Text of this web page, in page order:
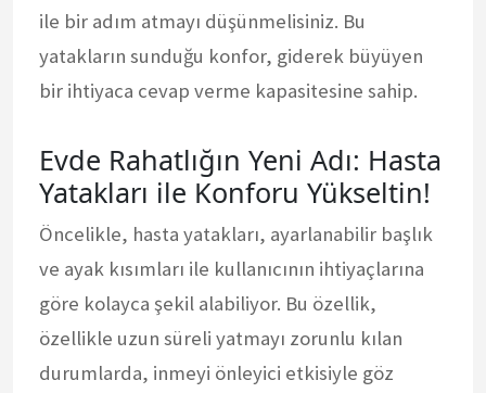
ile bir adım atmayı düşünmelisiniz. Bu
yatakların sunduğu konfor, giderek büyüyen
bir ihtiyaca cevap verme kapasitesine sahip.
Evde Rahatlığın Yeni Adı: Hasta
Yatakları ile Konforu Yükseltin!
Öncelikle, hasta yatakları, ayarlanabilir başlık
ve ayak kısımları ile kullanıcının ihtiyaçlarına
göre kolayca şekil alabiliyor. Bu özellik,
özellikle uzun süreli yatmayı zorunlu kılan
durumlarda, inmeyi önleyici etkisiyle göz